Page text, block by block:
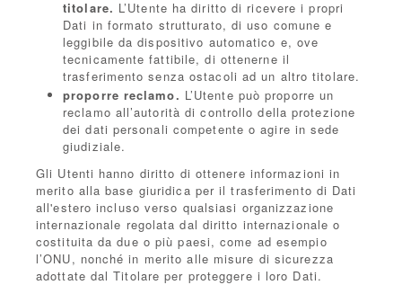
titolare. L’Utente ha diritto di ricevere i propri
Dati in formato strutturato, di uso comune e
leggibile da dispositivo automatico e, ove
tecnicamente fattibile, di ottenerne il
trasferimento senza ostacoli ad un altro titolare.
proporre reclamo. L’Utente può proporre un
reclamo all’autorità di controllo della protezione
dei dati personali competente o agire in sede
giudiziale.
Gli Utenti hanno diritto di ottenere informazioni in
merito alla base giuridica per il trasferimento di Dati
all'estero incluso verso qualsiasi organizzazione
internazionale regolata dal diritto internazionale o
costituita da due o più paesi, come ad esempio
l’ONU, nonché in merito alle misure di sicurezza
adottate dal Titolare per proteggere i loro Dati.